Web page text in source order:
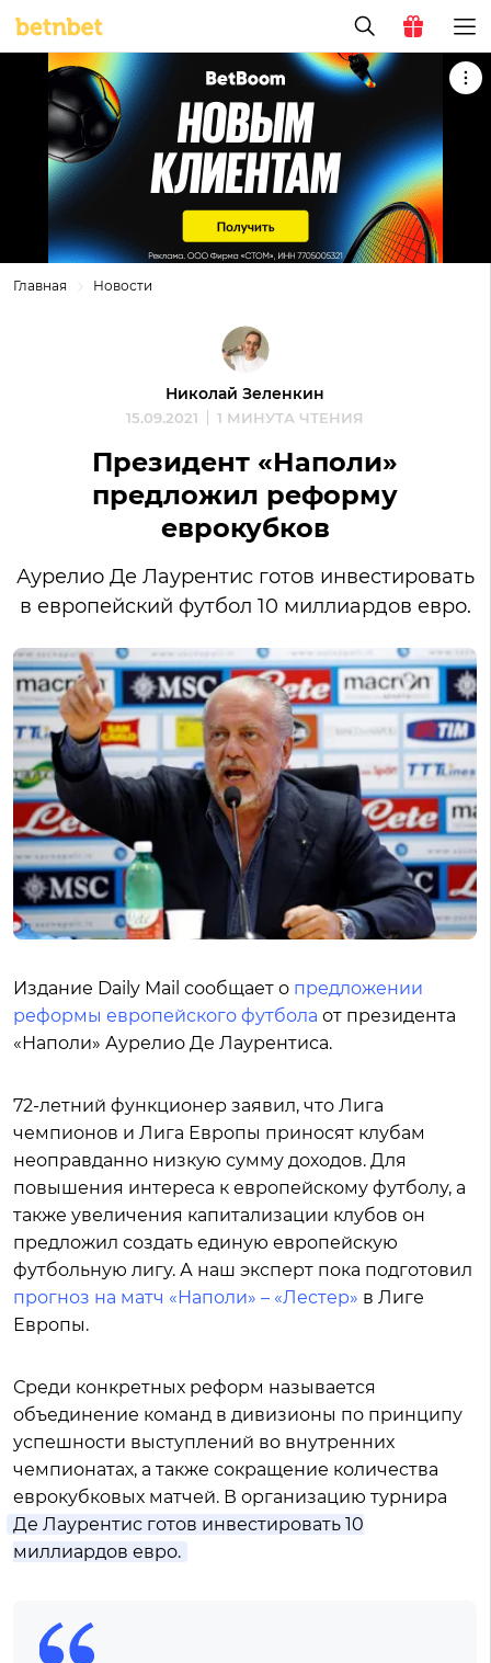
Главная Новости
Николай Зеленкин
15.09.2021 1 МИНУТА ЧТЕНИЯ
Президент «Наполи»
предложил реформу
еврокубков
Аурелио Де Лаурентис готов инвестировать
в европейский футбол 10 миллиардов евро.
Издание Daily Mail сообщает о предложении
реформы европейского футбола от президента
«Наполи» Аурелио Де Лаурентиса.
72-летний функционер заявил, что Лига
чемпионов и Лига Европы приносят клубам
неоправданно низкую сумму доходов. Для
повышения интереса к европейскому футболу, а
также увеличения капитализации клубов он
предложил создать единую европейскую
футбольную лигу. А наш эксперт пока подготовил
прогноз на матч «Наполи» – «Лестер» в Лиге
Европы.
Среди конкретных реформ называется
объединение команд в дивизионы по принципу
успешности выступлений во внутренних
чемпионатах, а также сокращение количества
еврокубковых матчей. В организацию турнира
Де Лаурентис готов инвестировать 10
миллиардов евро.